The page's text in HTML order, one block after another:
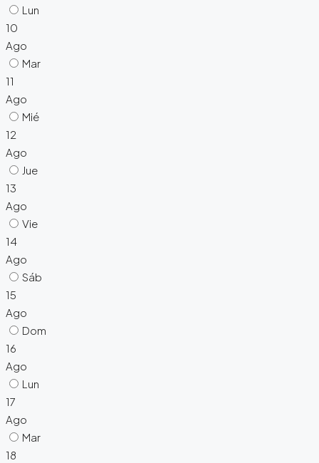
Lun
10
Ago
Mar
11
Ago
Mié
12
Ago
Jue
13
Ago
Vie
14
Ago
Sáb
15
Ago
Dom
16
Ago
Lun
17
Ago
Mar
18